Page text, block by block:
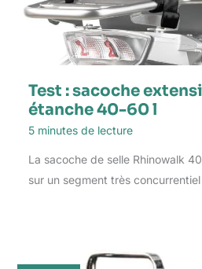
Test : sacoche
étanche 40-60 l
5 minutes de lecture
La sacoche de selle Rhinowalk
sur un segment très